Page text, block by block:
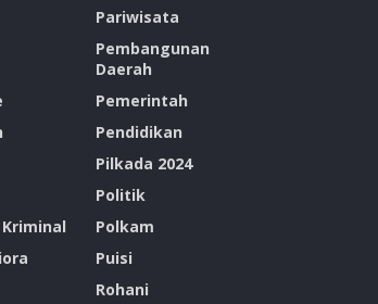
Pariwisata
Pembangunan
Daerah
Pemerintah
Pendidikan
Pilkada 2024
Politik
Polkam
Puisi
Rohani